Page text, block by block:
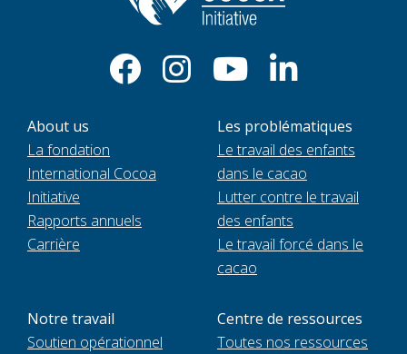
About us
La fondation
International Cocoa
Initiative
Rapports annuels
Carrière
Les problématiques
Le travail des enfants
dans le cacao
Lutter contre le travail
des enfants
Le travail forcé dans le
cacao
Notre travail
Soutien opérationnel
Centre de ressources
Toutes nos ressources